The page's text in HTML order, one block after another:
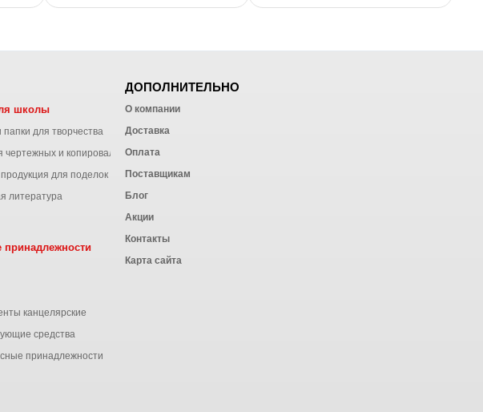
школы
для творчества
чертежных и копировальных работ
для поделок
литература
канцелярские
средства
принадлежности
ДОПОЛНИТЕЛЬНО
О компании
Доставка
Оплата
Поставщикам
Блог
Акции
Контакты
Карта сайта